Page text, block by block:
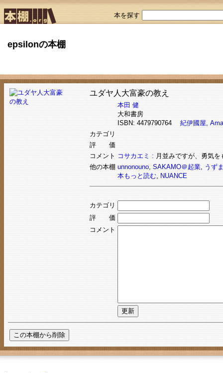
本を探す
epsilonの本棚
ユダヤ人大富豪の教え
本田 健
大和書房
ISBN: 4479790764 紀伊國屋,
カテゴリ
評 価
コメント コサカエミ : 月並みですが、勇気
他の本棚 unnonouno, SAKAMO＠起業, うず
本もっと読む, NUANCE
カテゴリ
評 価
コメント